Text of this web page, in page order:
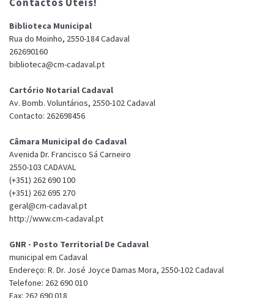
Biblioteca Municipal
Rua do Moinho, 2550-184 Cadaval
262690160
biblioteca@cm-cadaval.pt
Cartório Notarial Cadaval
Av. Bomb. Voluntários, 2550-102 Cadaval
Contacto: 262698456
Câmara Municipal do Cadaval
Avenida Dr. Francisco Sá Carneiro
2550-103 CADAVAL
(+351) 262 690 100
(+351) 262 695 270
geral@cm-cadaval.pt
http://www.cm-cadaval.pt
GNR - Posto Territorial De Cadaval
municipal em Cadaval
Endereço: R. Dr. José Joyce Damas Mora, 2550-102 Cadaval
Telefone: 262 690 010
Fax: 262 690 018